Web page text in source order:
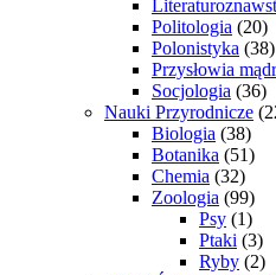
Politologia (20)
Polonistyka (38)
Przysłowia
Socjologia (36)
Nauki Przyrodnicze
Biologia (38)
Botanika (51)
Chemia (32)
Zoologia (99)
Psy (1)
Ptaki (3)
Ryby (2)